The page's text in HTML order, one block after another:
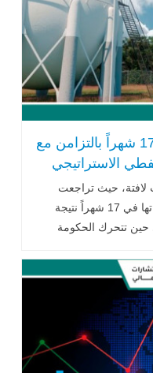
سعر الغاز الأمريكي عند قاع 17 شهراً بالتزامن مع
الاستراتيجي
لافتة، حيث تراجعت
أسعار الغاز الطبيعي إلى أدنى مستوياتها في 17 شهراً نتيجة
حين تتحرك الحكومة